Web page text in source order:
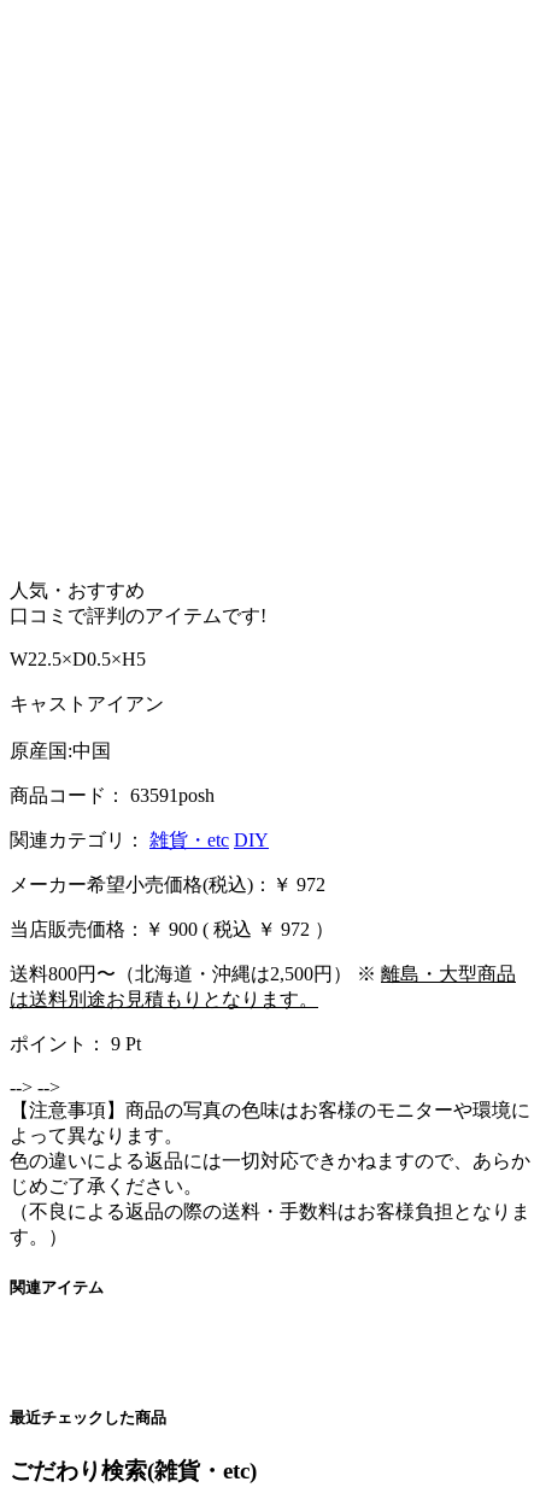
人気・おすすめ
口コミで評判のアイテムです!
W22.5×D0.5×H5
キャストアイアン
原産国:中国
商品コード： 63591posh
関連カテゴリ： 雑貨・etc DIY
メーカー希望小売価格(税込)：￥ 972
当店販売価格： ￥ 900 ( 税込 ￥ 972 ）
送料800円〜（北海道・沖縄は2,500円） ※ 離島・大型商品
は送料別途お見積もりとなります。
ポイント： 9 Pt
--> -->
【注意事項】商品の写真の色味はお客様のモニターや環境に
よって異なります。
色の違いによる返品には一切対応できかねますので、あらか
じめご了承ください。
（不良による返品の際の送料・手数料はお客様負担となりま
す。）
関連アイテム
最近チェックした商品
ごだわり検索(雑貨・etc)